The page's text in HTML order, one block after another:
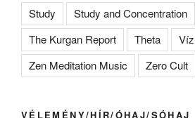
Study
Study and Concentration
The Kurgan Report
Theta Víz
Zen Meditation Music
Zero Cult
VÉLEMÉNY/HÍR/ÓHAJ/SÓHAJ